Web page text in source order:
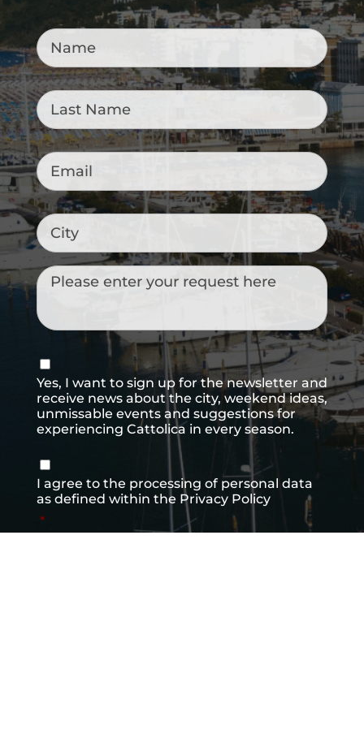
Name *
Last
Name *
Email *
City
Messaggio
Consenso
newsletter
Yes, I want to sign up for the newsletter and
receive news about the city, weekend ideas,
unmissable events and suggestions for
experiencing Cattolica in every season.
Consenso
I agree to the processing of personal data
as defined within the Privacy Policy
*